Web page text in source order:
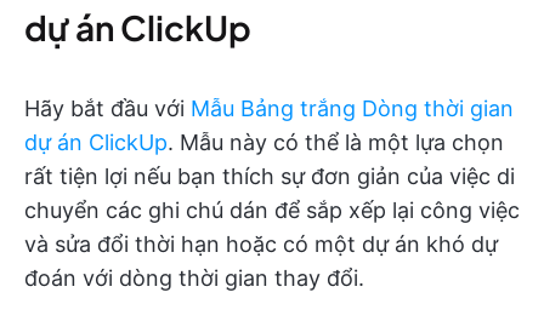
dự án ClickUp
Hãy bắt đầu với Mẫu Bảng trắng Dòng thời gian
dự án ClickUp. Mẫu này có thể là một lựa chọn
rất tiện lợi nếu bạn thích sự đơn giản của việc di
chuyển các ghi chú dán để sắp xếp lại công việc
và sửa đổi thời hạn hoặc có một dự án khó dự
đoán với dòng thời gian thay đổi.